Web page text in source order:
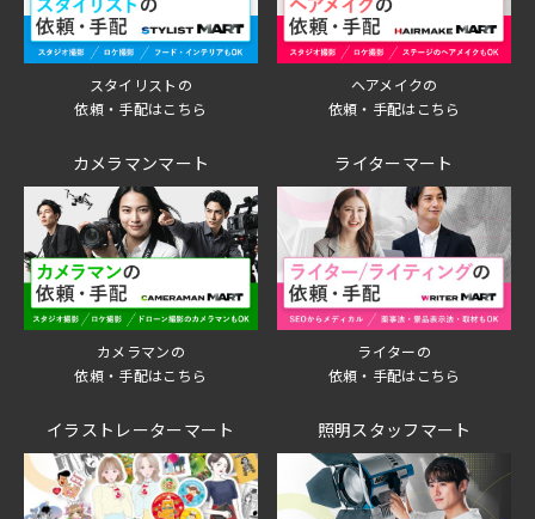
スタイリストの
依頼・手配はこちら
ヘアメイクの
依頼・手配はこちら
カメラマンマート
カメラマンの
依頼・手配はこちら
ライターマート
ライターの
依頼・手配はこちら
イラストレーターマート 照明スタッフマート